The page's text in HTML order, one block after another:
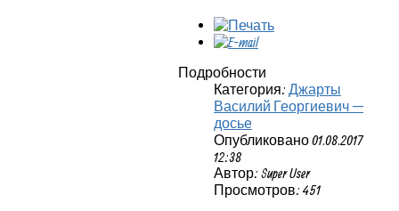
Подробности
Категория: Джарты
Василий Георгиевич —
досье
Опубликовано 01.08.2017
12:38
Автор: Super User
Просмотров: 451